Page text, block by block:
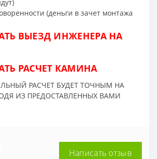
(деньги в зачет монтажа
ВЫЕЗД ИНЖЕНЕРА НА
РАСЧЕТ КАМИНА
РАСЧЕТ БУДЕТ ТОЧНЫМ НА
ИЗ ПРЕДОСТАВЛЕННЫХ ВАМИ
Написать отзыв